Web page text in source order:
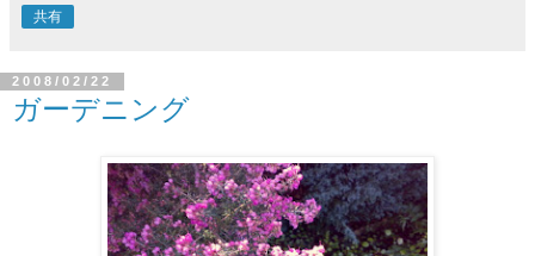
共有
2008/02/22
ガーデニング